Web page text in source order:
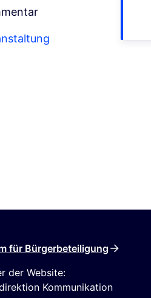
für Bürgerbeteiligung
der Website:
Kommunikation